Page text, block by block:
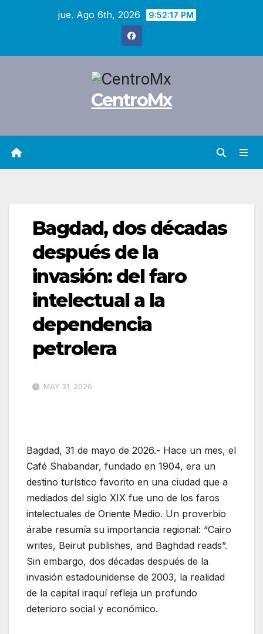
jue. Ago 6th, 2026 9:52:18 PM
CentroMx
Bagdad, dos décadas
después de la
invasión: del faro
intelectual a la
dependencia
petrolera
MAY 31, 2026
Bagdad, 31 de mayo de 2026.- Hace un mes, el
Café Shabandar, fundado en 1904, era un
destino turístico favorito en una ciudad que a
mediados del siglo XIX fue uno de los faros
intelectuales de Oriente Medio. Un proverbio
árabe resumía su importancia regional: “Cairo
writes, Beirut publishes, and Baghdad reads”.
Sin embargo, dos décadas después de la
invasión estadounidense de 2003, la realidad
de la capital iraquí refleja un profundo
deterioro social y económico.